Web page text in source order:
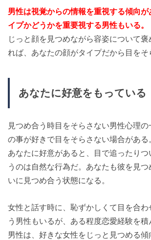
男性は視覚からの情報を重視する傾向が
イプかどうかを重要視する男性もいる。
じっと顔を見つめながら容姿について
れば、あなたの顔がタイプだから目をそ
あなたに好意をもっている
見つめ合う時目をそらさない男性心理の
の事が好きで目をそらさない場合がある
あなたに好意があると、目で追ったりつ
うのは自然な行為だ。あなたも彼を見
いに見つめ合う状態になる。
女性と話す時に、恥ずかしくて目を合わ
う男性もいるが、ある程度恋愛経験を
男性は、好きな女性をじっと見つめる傾